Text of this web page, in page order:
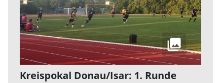
Kreispokal Donau/Isar: 1. Runde